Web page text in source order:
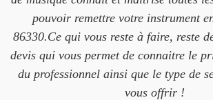
pouvoir remettre votre instrument
86330.Ce qui vous reste à faire, reste
devis qui vous permet de connaitre le
du professionnel ainsi que le type de
vous offrir !